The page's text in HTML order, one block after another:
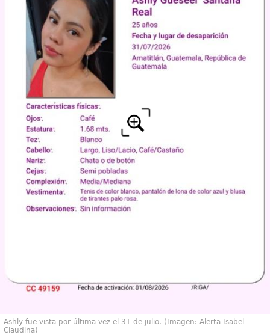
Ashly fue vista por última vez el 31 de julio. (Imagen: Alerta Isabel
Claudina)